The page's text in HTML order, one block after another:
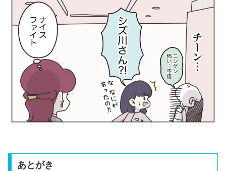
あとがき